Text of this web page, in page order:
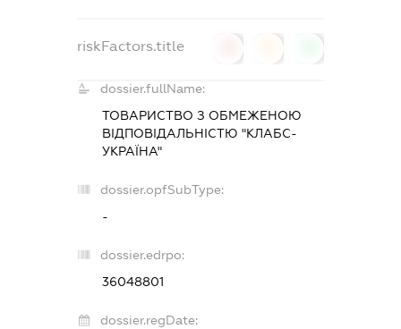
riskFactors.title
dossier.fullName:
ТОВАРИСТВО З ОБМЕЖЕНОЮ
ВІДПОВІДАЛЬНІСТЮ "КЛАБС-
УКРАЇНА"
dossier.opfSubType:
-
dossier.edrpo:
36048801
dossier.regDate: